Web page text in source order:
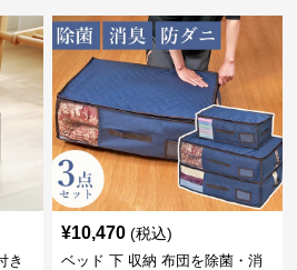
き
¥10,470 (税込)
ベッド 下 収納 布団を除菌・消